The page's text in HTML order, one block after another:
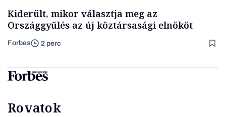
Kiderült, mikor választja meg az
Országgyűlés az új köztársasági elnököt
Forbes 2 perc
Rovatok